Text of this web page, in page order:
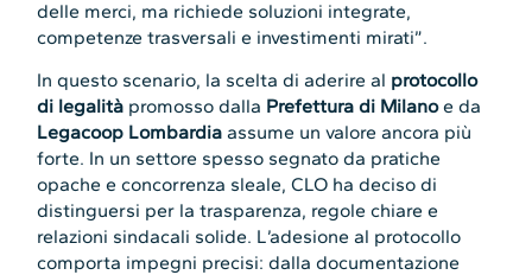
delle merci, ma richiede soluzioni integrate,
competenze trasversali e investimenti mirati”.
In questo scenario, la scelta di aderire al protocollo
di legalità promosso dalla Prefettura di Milanoe da
Legacoop Lombardia assume un valore ancora più
forte. In un settore spesso segnato da pratiche
opache e concorrenza sleale, CLO ha deciso di
distinguersi per la trasparenza, regole chiare e
relazioni sindacali solide. L’adesione al protocollo
comporta impegni precisi: dalla documentazione